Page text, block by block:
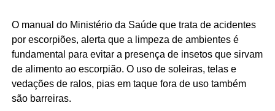
O manual do Ministério da Saúde que trata de acidentes
por escorpiões, alerta que a limpeza de ambientes é
fundamental para evitar a presença de insetos que sirvam
de alimento ao escorpião. O uso de soleiras, telas e
vedações de ralos, pias em taque fora de uso também
são barreiras.